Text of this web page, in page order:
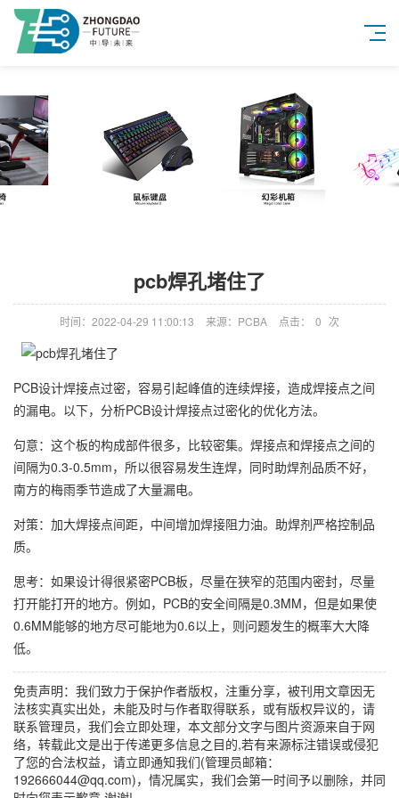
pcb焊孔堵住了
时间：2022-04-29 11:00:13 来源：PCBA 点击： 0 次
PCB设计焊接点过密，容易引起峰值的连续焊接，造成焊接点之间
的漏电。以下，分析PCB设计焊接点过密化的优化方法。
句意：这个板的构成部件很多，比较密集。焊接点和焊接点之间的
间隔为0.3-0.5mm，所以很容易发生连焊，同时助焊剂品质不好，
南方的梅雨季节造成了大量漏电。
对策：加大焊接点间距，中间增加焊接阻力油。助焊剂严格控制品
质。
思考：如果设计得很紧密PCB板，尽量在狭窄的范围内密封，尽量
打开能打开的地方。例如，PCB的安全间隔是0.3MM，但是如果使
0.6MM能够的地方尽可能地为0.6以上，则问题发生的概率大大降
低。
免责声明：我们致力于保护作者版权，注重分享，被刊用文章因无
法核实真实出处，未能及时与作者取得联系，或有版权异议的，请
联系管理员，我们会立即处理，本文部分文字与图片资源来自于网
络，转载此文是出于传递更多信息之目的,若有来源标注错误或侵犯
了您的合法权益，请立即通知我们(管理员邮箱：
192666044@qq.com)，情况属实，我们会第一时间予以删除，并同